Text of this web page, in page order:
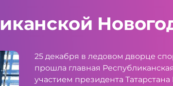
25 декабря в ледовом дворце
прошла главная
участием президента